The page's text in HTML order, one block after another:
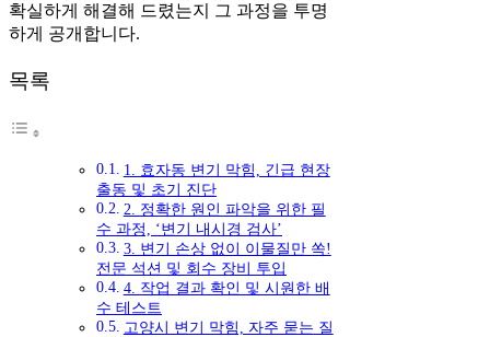
확실하게 해결해 드렸는지 그 과정을 투명
하게 공개합니다.
목록
1. 효자동 변기 막힘, 긴급 현장
출동 및 초기 진단
2. 정확한 원인 파악을 위한 필
수 과정, ‘변기 내시경 검사’
3. 변기 손상 없이 이물질만 쏙!
전문 석션 및 회수 장비 투입
4. 작업 결과 확인 및 시원한 배
수 테스트
고양시 변기 막힘, 자주 묻는 질